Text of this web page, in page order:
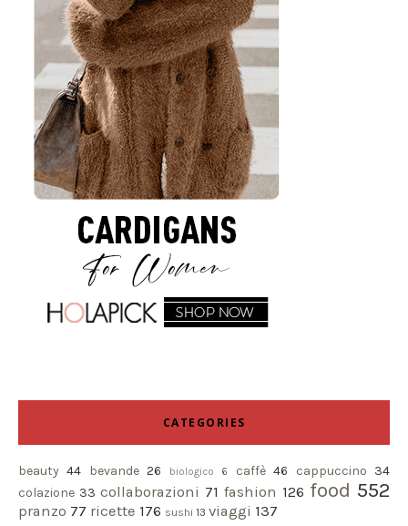
CATEGORIES
beauty 44 bevande 26 biologico 6 caffè 46 cappuccino 34
colazione 33 collaborazioni 71 fashion 126 food 552
pranzo 77 ricette 176 sushi 13 viaggi 137